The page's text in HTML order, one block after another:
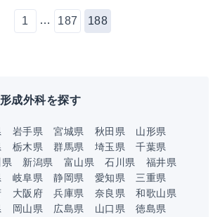
1 … 187 188
成外科を探す
岩手県 宮城県 秋田県
山形県
栃木県 群馬県 埼玉県
千葉県
新潟県 富山県 石川県
福井県
岐阜県 静岡県 愛知県
三重県
大阪府 兵庫県 奈良県
和歌山県
岡山県 広島県 山口県
徳島県